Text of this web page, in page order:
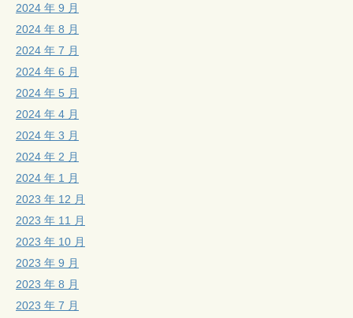
2024 年 9 月
2024 年 8 月
2024 年 7 月
2024 年 6 月
2024 年 5 月
2024 年 4 月
2024 年 3 月
2024 年 2 月
2024 年 1 月
2023 年 12 月
2023 年 11 月
2023 年 10 月
2023 年 9 月
2023 年 8 月
2023 年 7 月